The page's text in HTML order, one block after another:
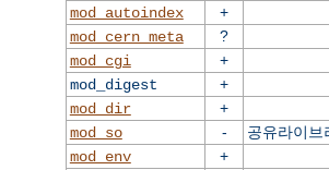
mod_autoindex
+
mod_cern_meta
?
mod_cgi
+
mod_digest
+
mod_dir
+
mod_so
-
공유라이브
mod_env
+